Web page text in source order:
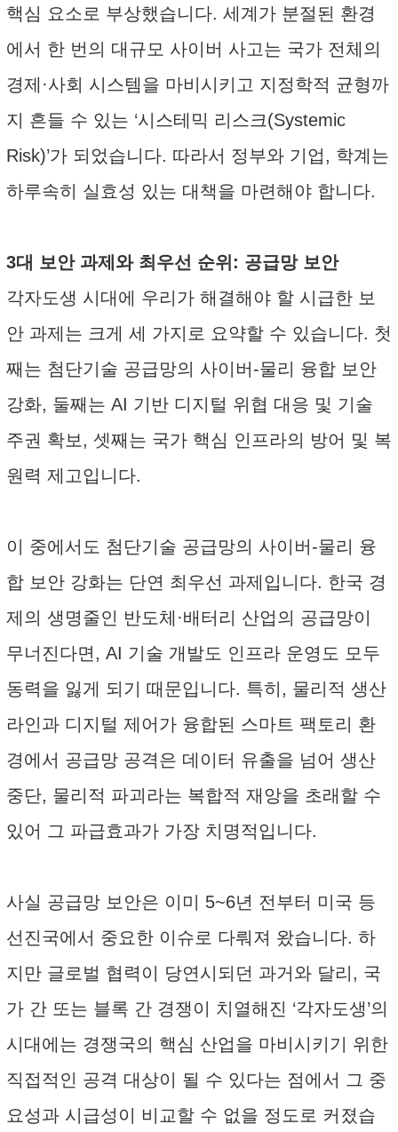
핵심 요소로 부상했습니다. 세계가 분절된 환경
에서 한 번의 대규모 사이버 사고는 국가 전체의
경제·사회 시스템을 마비시키고 지정학적 균형까
지 흔들 수 있는 ‘시스테믹 리스크(Systemic
Risk)’가 되었습니다. 따라서 정부와 기업, 학계는
하루속히 실효성 있는 대책을 마련해야 합니다.
3대 보안 과제와 최우선 순위: 공급망 보안
각자도생 시대에 우리가 해결해야 할 시급한 보
안 과제는 크게 세 가지로 요약할 수 있습니다. 첫
째는 첨단기술 공급망의 사이버-물리 융합 보안
강화, 둘째는 AI 기반 디지털 위협 대응 및 기술
주권 확보, 셋째는 국가 핵심 인프라의 방어 및 복
원력 제고입니다.
이 중에서도 첨단기술 공급망의 사이버-물리 융
합 보안 강화는 단연 최우선 과제입니다. 한국 경
제의 생명줄인 반도체·배터리 산업의 공급망이
무너진다면, AI 기술 개발도 인프라 운영도 모두
동력을 잃게 되기 때문입니다. 특히, 물리적 생산
라인과 디지털 제어가 융합된 스마트 팩토리 환
경에서 공급망 공격은 데이터 유출을 넘어 생산
중단, 물리적 파괴라는 복합적 재앙을 초래할 수
있어 그 파급효과가 가장 치명적입니다.
사실 공급망 보안은 이미 5~6년 전부터 미국 등
선진국에서 중요한 이슈로 다뤄져 왔습니다. 하
지만 글로벌 협력이 당연시되던 과거와 달리, 국
가 간 또는 블록 간 경쟁이 치열해진 ‘각자도생’의
시대에는 경쟁국의 핵심 산업을 마비시키기 위한
직접적인 공격 대상이 될 수 있다는 점에서 그 중
요성과 시급성이 비교할 수 없을 정도로 커졌습